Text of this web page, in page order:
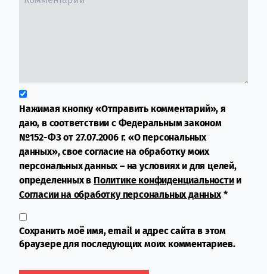
Нажимая кнопку «Отправить комментарий», я
даю, в соответствии с Федеральным законом
№152-ФЗ от 27.07.2006 г. «О персональных
данных», свое согласие на обработку моих
персональных данных – на условиях и для целей,
определенных в Политике конфиденциальностии
Согласии на обработку персональных данных*
Сохранить моё имя, email и адрес сайта в этом
браузере для последующих моих комментариев.